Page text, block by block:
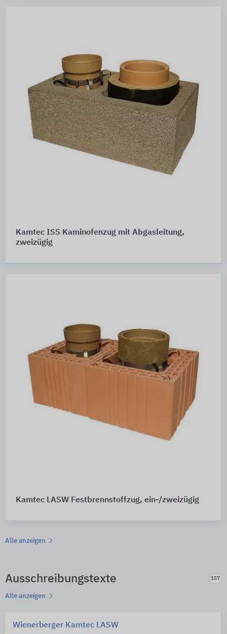
Kamtec ISS Kaminofenzug mit Abgasleitung,
zweizügig
Kamtec LASW Festbrennstoffzug, ein-/zweizügig
Alle anzeigen
Ausschreibungstexte 157
Alle anzeigen
Wienerberger Kamtec LASW